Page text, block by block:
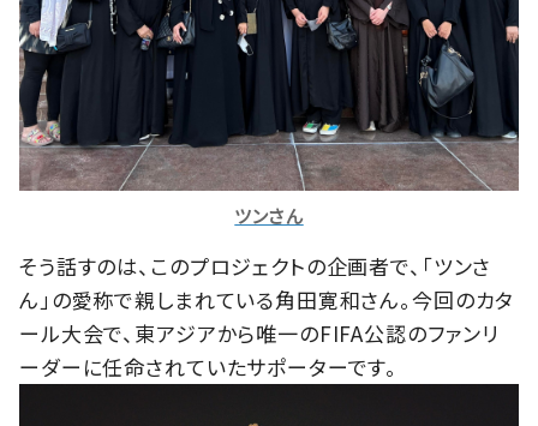
ツンさん
そう話すのは、このプロジェクトの企画者で、「ツンさ
ん」の愛称で親しまれている角田寛和さん。今回のカタ
ール大会で、東アジアから唯一のFIFA公認のファンリ
ーダーに任命されていたサポーターです。